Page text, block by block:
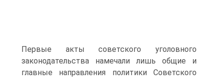
Первые акты советского уголовного
законодательства намечали лишь общие и
главные направления политики Советского